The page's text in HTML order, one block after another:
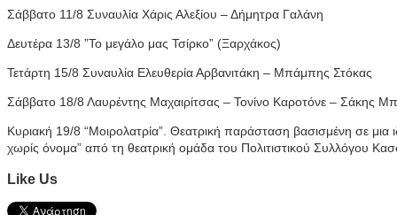
Σάββατο 11/8 Συναυλία Χάρις Αλεξίου – Δήμητρα Γαλάνη
Δευτέρα 13/8 ”Το μεγάλο μας Τσίρκο” (Ξαρχάκος)
Τετάρτη 15/8 Συναυλία Ελευθερία Αρβανιτάκη – Μπάμπης Στόκας
Σάββατο 18/8 Λαυρέντης Μαχαιρίτσας – Τονίνο Καροτόνε – Σάκης
Κυριακή 19/8 “Μοιρολατρία”. Θεατρική παράσταση βασισμένη σε
χωρίς όνομα” από τη θεατρική ομάδα του Πολιτιστικού Συλλόγου
Like Us